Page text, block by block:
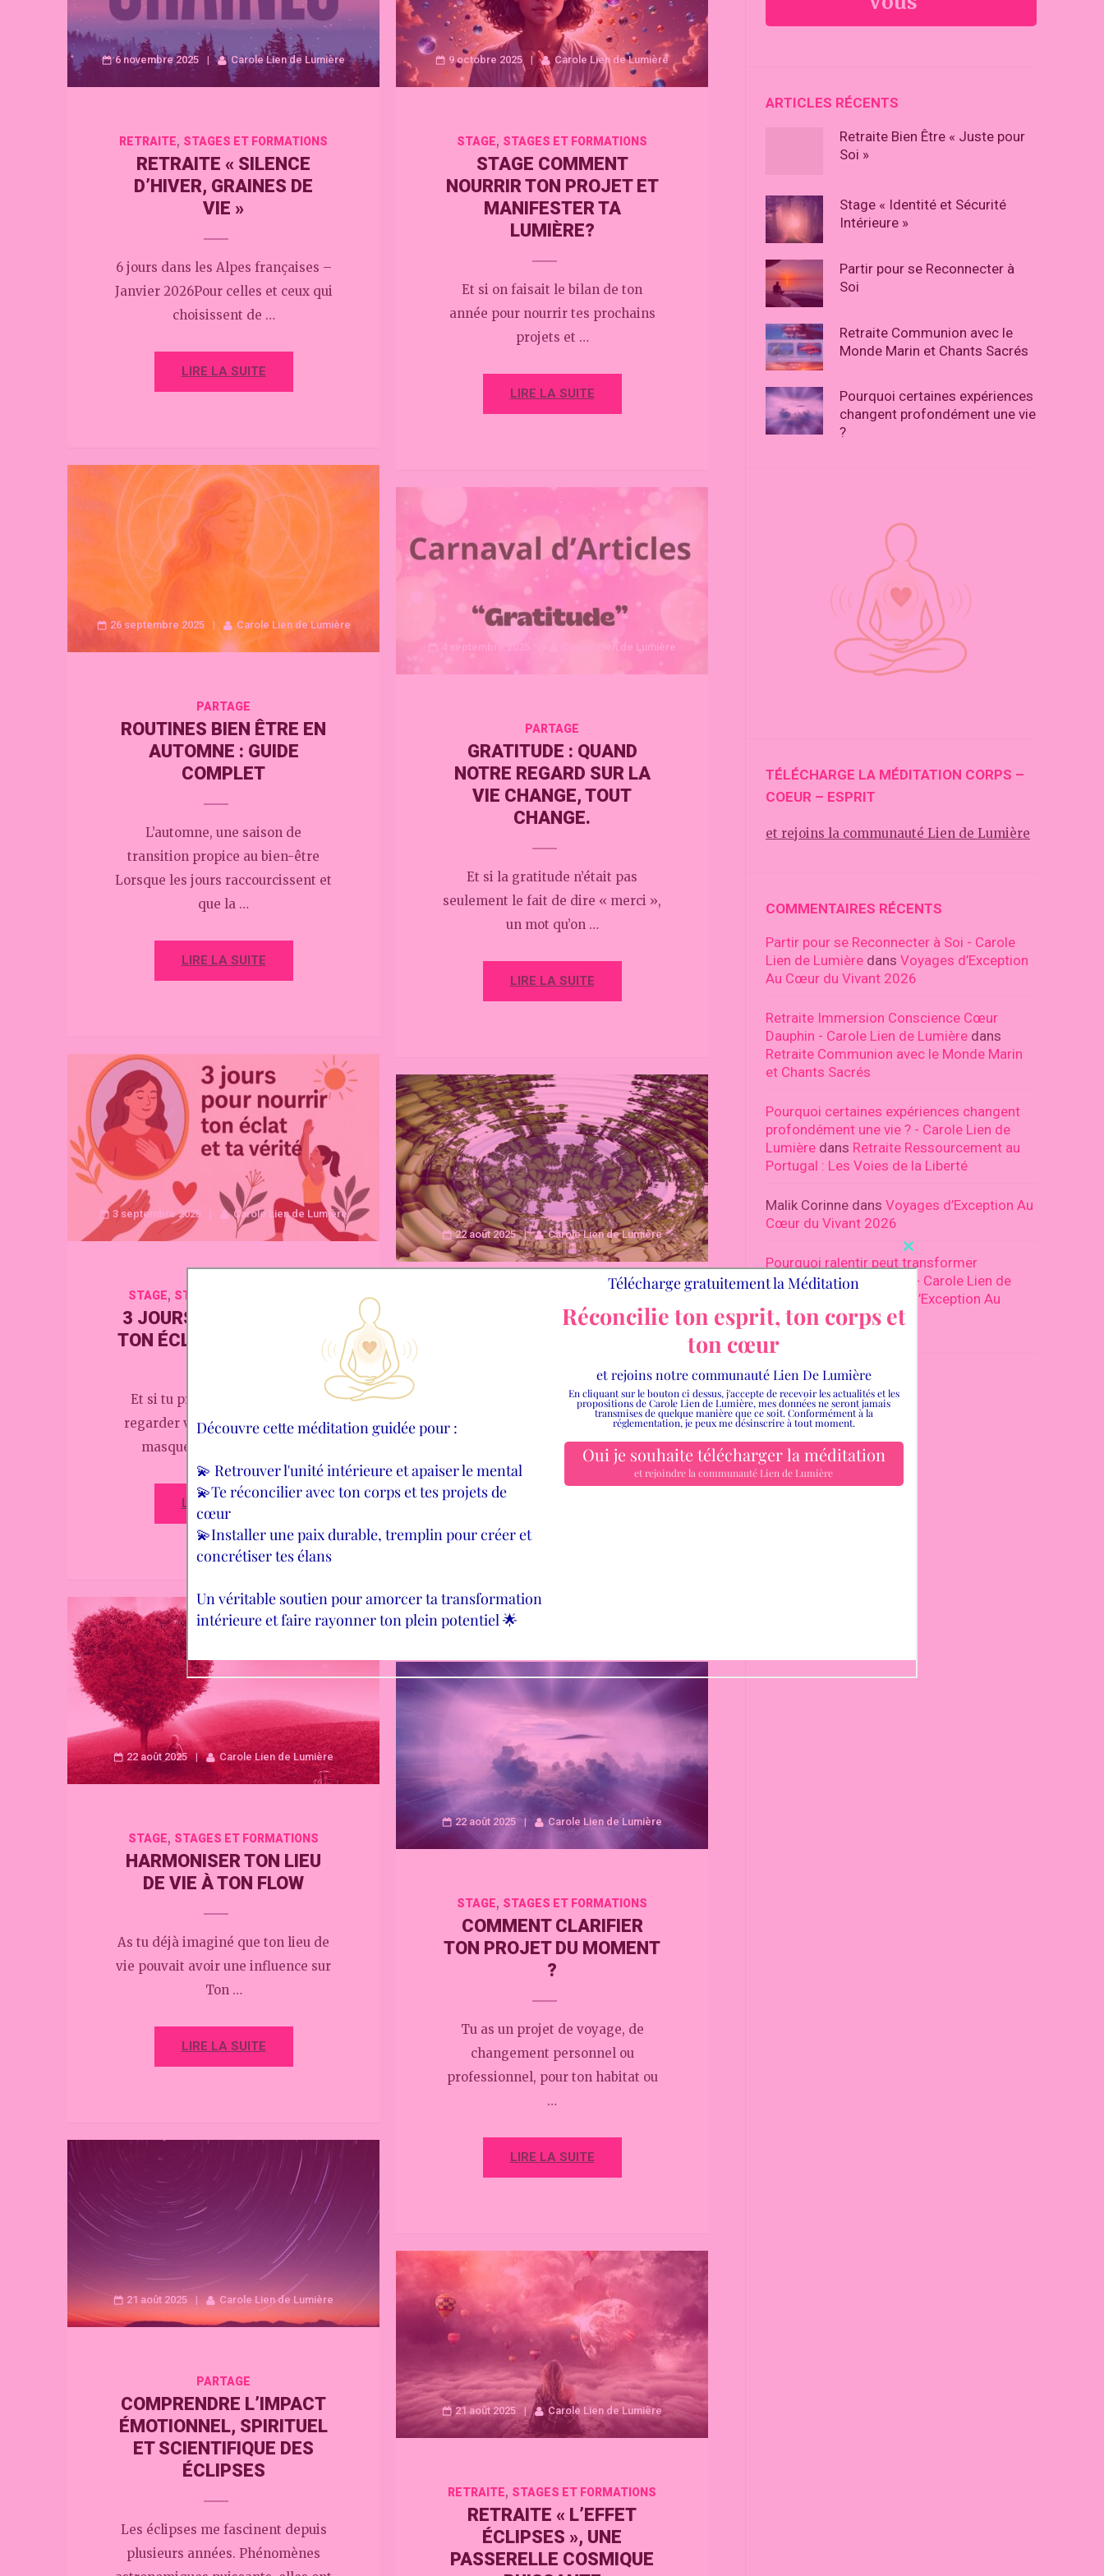
6 novembre 2025 Carole Lien de Lumière
RETRAITE, STAGES ET FORMATIONS
RETRAITE « SILENCE
D’HIVER, GRAINES DE
VIE »
6 jours dans les Alpes françaises –
Janvier 2026Pour celles et ceux qui
choisissent de …
LIRE LA SUITE
9 octobre 2025 Carole Lien de Lumière
STAGE, STAGES ET FORMATIONS
STAGE COMMENT
NOURRIR TON PROJET ET
MANIFESTER TA
LUMIÈRE?
Et si on faisait le bilan de ton
année pour nourrir tes prochains
projets et …
LIRE LA SUITE
26 septembre 2025 Carole Lien de Lumière
PARTAGE
ROUTINES BIEN ÊTRE EN
AUTOMNE : GUIDE
COMPLET
L’automne, une saison de
transition propice au bien-être
Lorsque les jours raccourcissent et
que la …
LIRE LA SUITE
4 septembre 2025 Carole Lien de Lumière
PARTAGE
GRATITUDE : QUAND
NOTRE REGARD SUR LA
VIE CHANGE, TOUT
CHANGE.
Et si la gratitude n’était pas
seulement le fait de dire « merci »,
un mot qu’on …
LIRE LA SUITE
3 septembre 2025 Carole Lien de Lumière
STAGE, STAGES ET FORMATIONS
3 JOURS POUR NOURRIR
TON ÉCLAT ET TA VÉRITÉ
Et si tu prenais le temps de te
regarder vraiment ?Au-delà des
masques, des croyances …
LIRE LA SUITE
22 août 2025 Carole Lien de Lumière
PARTAGE
POURQUOI ET COMMENT
As tu déjà imaginé que ton lieu de
vie pouvait avoir une influence sur
22 août 2025 Carole Lien de Lumière
STAGE, STAGES ET FORMATIONS
HARMONISER TON LIEU
DE VIE À TON FLOW
As tu déjà imaginé que ton lieu de
vie pouvait avoir une influence sur
Ton …
LIRE LA SUITE
22 août 2025 Carole Lien de Lumière
STAGE, STAGES ET FORMATIONS
COMMENT CLARIFIER
TON PROJET DU MOMENT
?
Tu as un projet de voyage, de
changement personnel ou
professionnel, pour ton habitat ou
…
LIRE LA SUITE
21 août 2025 Carole Lien de Lumière
PARTAGE
COMPRENDRE L’IMPACT
ÉMOTIONNEL, SPIRITUEL
ET SCIENTIFIQUE DES
ÉCLIPSES
Les éclipses me fascinent depuis
plusieurs années. Phénomènes
21 août 2025 Carole Lien de Lumière
RETRAITE, STAGES ET FORMATIONS
RETRAITE « L’EFFET
ÉCLIPSES », UNE
PASSERELLE COSMIQUE
ARTICLES RÉCENTS
Retraite Bien Être « Juste pour
Soi »
Stage « Identité et Sécurité
Intérieure »
Partir pour se Reconnecter à
Soi
Retraite Communion avec le
Monde Marin et Chants Sacrés
Pourquoi certaines expériences
changent profondément une vie
?
TÉLÉCHARGE LA MÉDITATION CORPS –
COEUR – ESPRIT
et rejoins la communauté Lien de Lumière
COMMENTAIRES RÉCENTS
Partir pour se Reconnecter à Soi - Carole
Lien de Lumière dans Voyages d’Exception
Au Cœur du Vivant 2026
Retraite Immersion Conscience Cœur
Dauphin - Carole Lien de Lumière dans
Retraite Communion avec le Monde Marin
et Chants Sacrés
Pourquoi certaines expériences changent
profondément une vie ? - Carole Lien de
Lumière dans Retraite Ressourcement au
Portugal : Les Voies de la Liberté
Malik Corinne dans Voyages d’Exception Au
Cœur du Vivant 2026
Pourquoi ralentir peut transformer
profondément notre vie - Carole Lien de
Voyages d’Exception Au
Cœur du Vivant 2026
Close
this
module